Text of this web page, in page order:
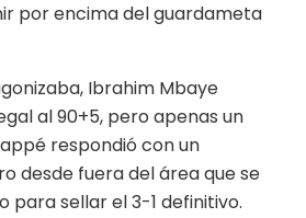
por encima del guardameta
Ibrahim Mbaye
al 90+5, pero apenas un
respondió con un
desde fuera del área que se
para sellar el 3-1 definitivo.